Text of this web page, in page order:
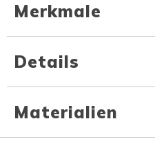
Merkmale
Details
Materialien